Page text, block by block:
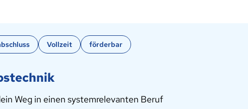
Vollzeit förderbar
Weg in einen systemrelevanten Beruf